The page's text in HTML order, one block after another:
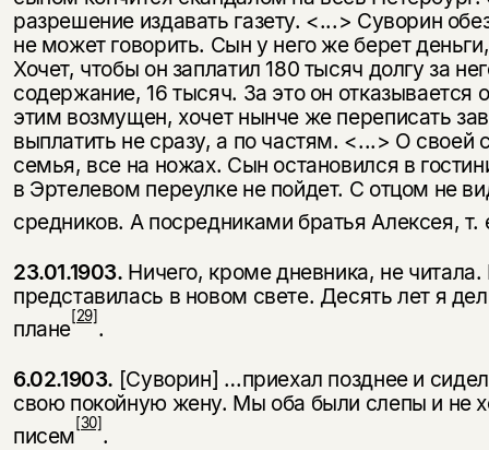
разрешение издавать газету. <...> Суворин
не может говорить. Сын у него же берет
Хочет, чтобы он заплатил 180 тысяч долгу за
содержание, 16 тысяч. За это он от­казывается
этим возмущен, хочет нынче же переписать
выплатить не сразу, а по частям. <...> О своей
семья, все на ножах. Сын остановился в
в Эртелевом переулке не пойдет. С отцом не
средников. А посредниками братья Алексея, т.
23.01.1903. Ничего, кроме дневника, не
представилась в новом свете. Десять лет я
плане[29].
6.02.1903. [Суворин] …приехал позднее и
свою покойную жену. Мы оба были слепы и не
писем[30].